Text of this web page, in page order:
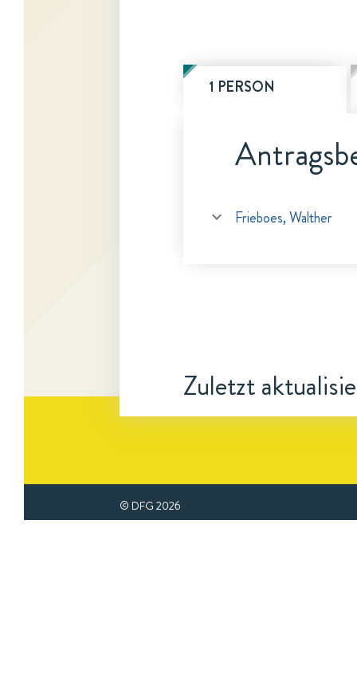
1 PERSON
Frieboes, Walther
Zuletzt
© DFG 2026